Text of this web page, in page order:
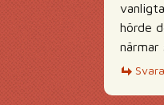
hörde
närmar
Svara